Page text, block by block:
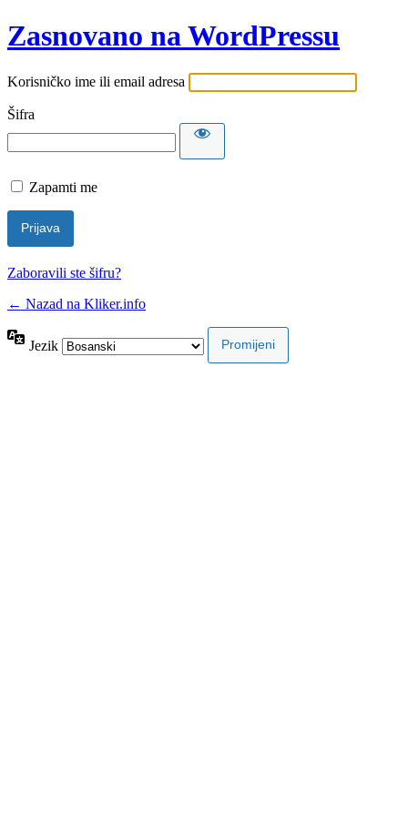
Zasnovano na WordPressu
Korisničko ime ili email adresa
Šifra
Zapamti me
Zaboravili ste šifru?
← Nazad na Kliker.info
Jezik